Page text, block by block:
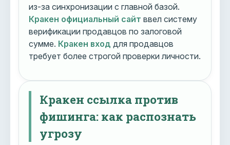
из-за синхронизации с главной базой.
Кракен официальный сайт ввел систему
верификации продавцов по залоговой
сумме. Кракен вход для продавцов
требует более строгой проверки личности.
Кракен ссылка против
фишинга: как распознать
угрозу